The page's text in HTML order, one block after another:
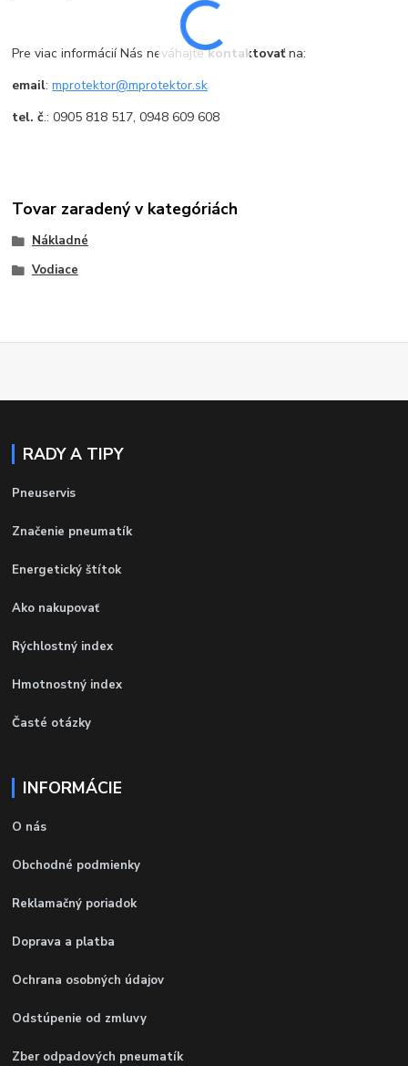
Pre viac informácií Nás neváhajtekontaktovaťna:
email:mprotektor@mprotektor.sk
tel. č.: 0905 818 517, 0948 609 608
Tovar zaradený v kategóriách
Nákladné
Vodiace
RADY A TIPY
Pneuservis
Značenie pneumatík
Energetický štítok
Ako nakupovať
Rýchlostný index
Hmotnostný index
Časté otázky
INFORMÁCIE
O nás
Obchodné podmienky
Reklamačný poriadok
Doprava a platba
Ochrana osobných údajov
Odstúpenie od zmluvy
Zber odpadových pneumatík